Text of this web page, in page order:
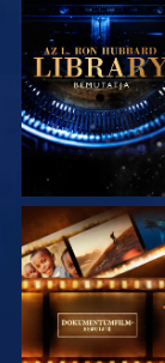
A SOROZAT
RÉSZEI
A SOROZAT
RÉSZEI